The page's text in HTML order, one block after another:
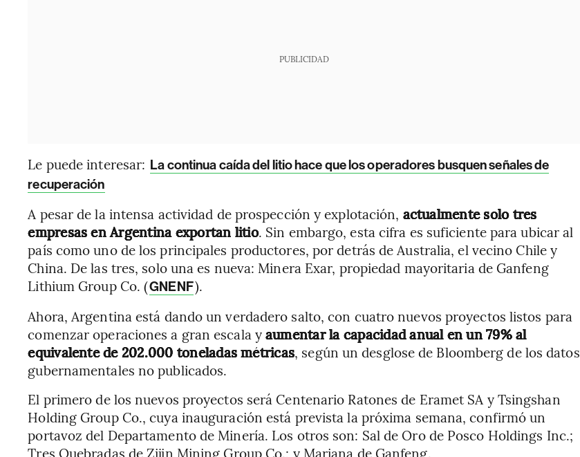
PUBLICIDAD
Le puede interesar: La continua caída del litio hace que los operadores busquen señales de
recuperación
A pesar de la intensa actividad de prospección y explotación, actualmente solo tres
empresas en Argentina exportan litio. Sin embargo, esta cifra es suficiente para ubicar al
país como uno de los principales productores, por detrás de Australia, el vecino Chile y
China. De las tres, solo una es nueva: Minera Exar, propiedad mayoritaria de Ganfeng
Lithium Group Co. (GNENF).
Ahora, Argentina está dando un verdadero salto, con cuatro nuevos proyectos listos para
comenzar operaciones a gran escala yaumentar la capacidad anual en un 79% al
equivalente de 202.000 toneladas métricas, según un desglose de Bloomberg de los datos
gubernamentales no publicados.
El primero de los nuevos proyectos será Centenario Ratones de Eramet SA y Tsingshan
Holding Group Co., cuya inauguración está prevista la próxima semana, confirmó un
portavoz del Departamento de Minería. Los otros son: Sal de Oro de Posco Holdings Inc.;
Tres Quebradas de Zijin Mining Group Co.; y Mariana de Ganfeng.